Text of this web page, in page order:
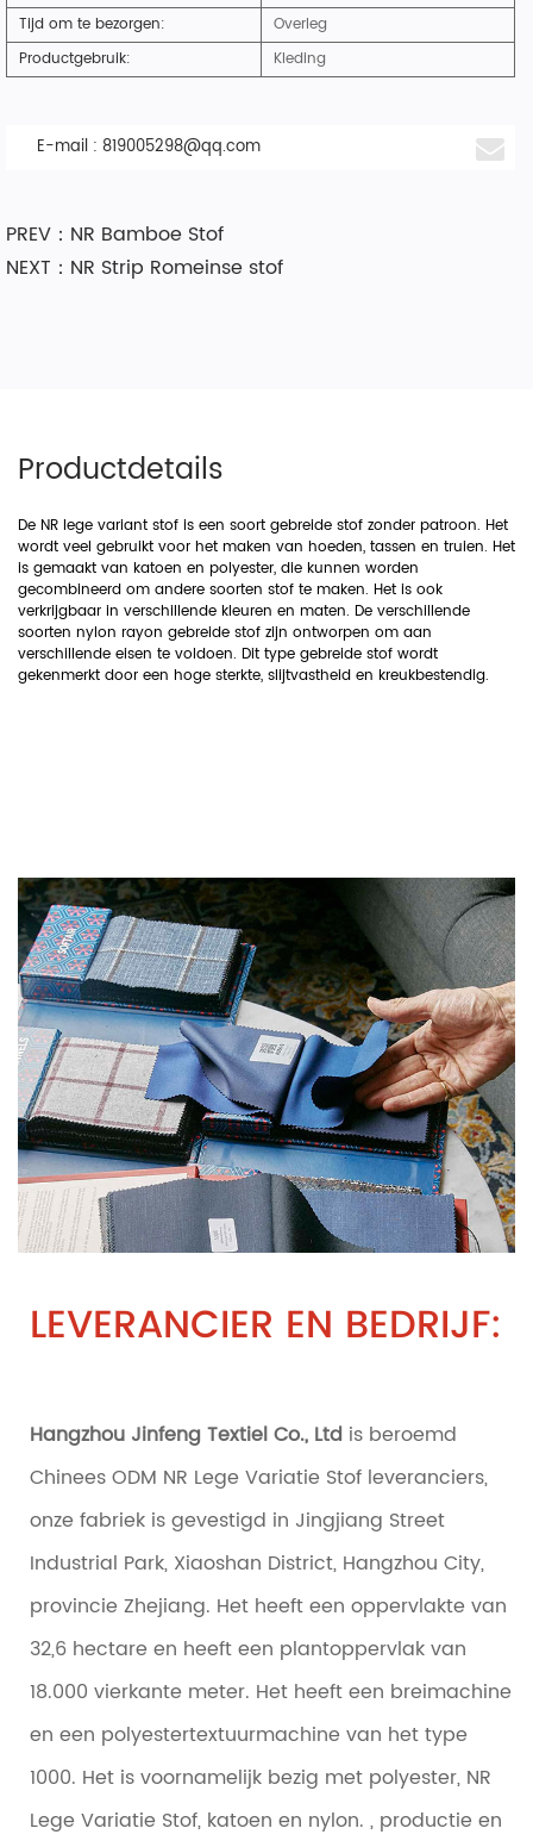
Tijd om te bezorgen:
Overleg
Productgebruik:
Kleding
E-mail : 819005298@qq.com
PREV：NR Bamboe Stof
NEXT：NR Strip Romeinse stof
Productdetails
De NR lege variant stof is een soort gebreide stof zonder patroon. Het
wordt veel gebruikt voor het maken van hoeden, tassen en truien. Het
is gemaakt van katoen en polyester, die kunnen worden
gecombineerd om andere soorten stof te maken. Het is ook
verkrijgbaar in verschillende kleuren en maten. De verschillende
soorten nylon rayon gebreide stof zijn ontworpen om aan
verschillende eisen te voldoen. Dit type gebreide stof wordt
gekenmerkt door een hoge sterkte, slijtvastheid en kreukbestendig.
LEVERANCIER EN BEDRIJF:
Hangzhou Jinfeng Textiel Co., Ltd is beroemd
Chinees ODM NR Lege Variatie Stof leveranciers,
onze fabriek is gevestigd in Jingjiang Street
Industrial Park, Xiaoshan District, Hangzhou City,
provincie Zhejiang. Het heeft een oppervlakte van
32,6 hectare en heeft een plantoppervlak van
18.000 vierkante meter. Het heeft een breimachine
en een polyestertextuurmachine van het type
1000. Het is voornamelijk bezig met polyester, NR
Lege Variatie Stof, katoen en nylon. , productie en